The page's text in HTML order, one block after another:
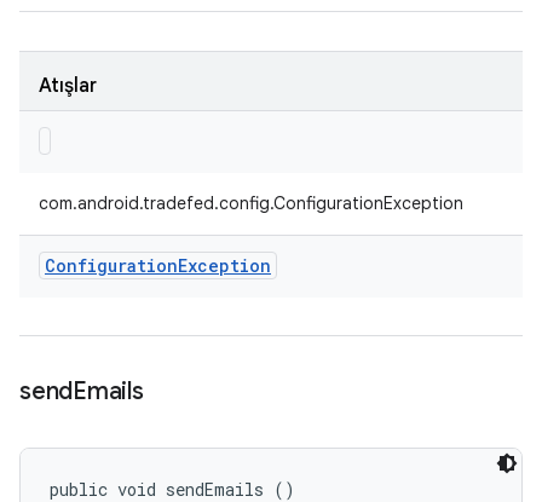
Atışlar
com.android.tradefed.config.ConfigurationException
ConfigurationException
sendEmails
public void sendEmails ()